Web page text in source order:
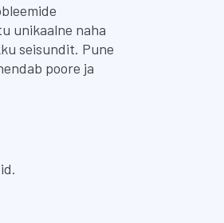
unikaalne naha
seisundit. Pune
poore ja